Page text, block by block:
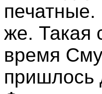
печатные.
же. Такая
время
пришлось